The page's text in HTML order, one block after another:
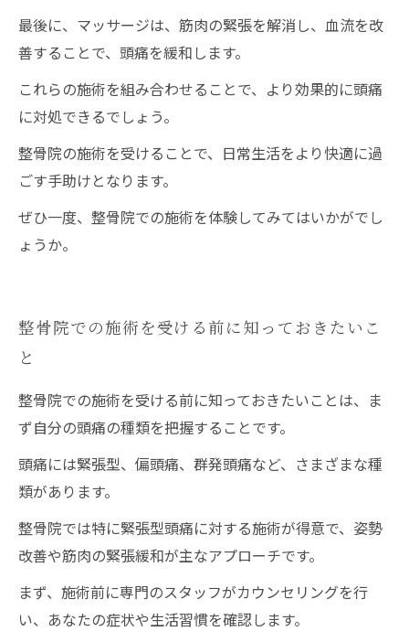
最後に、マッサージは、筋肉の緊張を解消し、血流を改
善することで、頭痛を緩和します。
これらの施術を組み合わせることで、より効果的に頭痛
に対処できるでしょう。
整骨院の施術を受けることで、日常生活をより快適に過
ごす手助けとなります。
ぜひ一度、整骨院での施術を体験してみてはいかがでし
ょうか。
整骨院での施術を受ける前に知っておきたいこ
と
整骨院での施術を受ける前に知っておきたいことは、ま
ず自分の頭痛の種類を把握することです。
頭痛には緊張型、偏頭痛、群発頭痛など、さまざまな種
類があります。
整骨院では特に緊張型頭痛に対する施術が得意で、姿勢
改善や筋肉の緊張緩和が主なアプローチです。
まず、施術前に専門のスタッフがカウンセリングを行
い、あなたの症状や生活習慣を確認します。